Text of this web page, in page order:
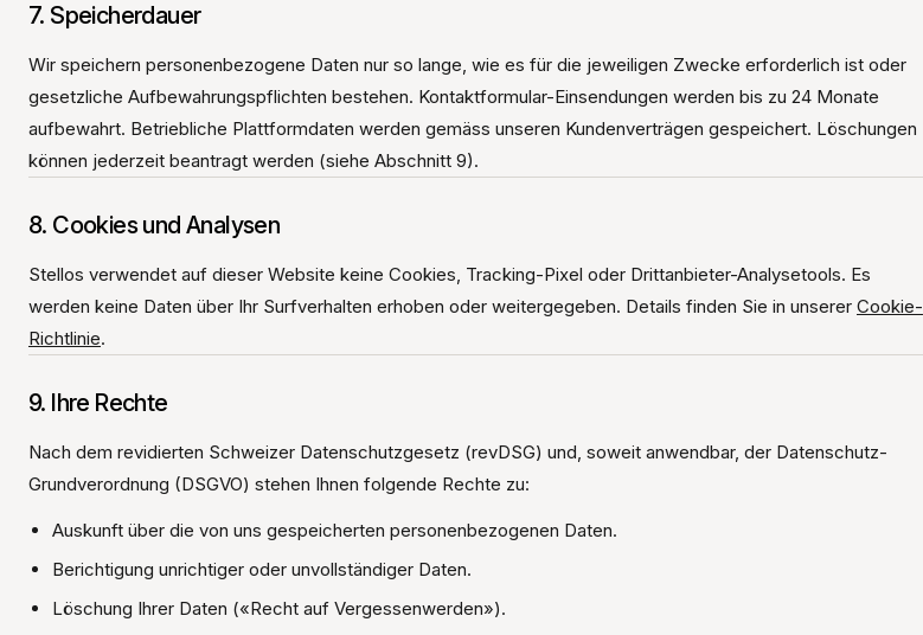
7. Speicherdauer
Wir speichern personenbezogene Daten nur so lange, wie es für die jeweiligen Zwecke erforderlich ist oder
gesetzliche Aufbewahrungspflichten bestehen. Kontaktformular-Einsendungen werden bis zu 24 Monate
aufbewahrt. Betriebliche Plattformdaten werden gemäss unseren Kundenverträgen gespeichert. Löschungen
können jederzeit beantragt werden (siehe Abschnitt 9).
8. Cookies und Analysen
Stellos verwendet auf dieser Website keine Cookies, Tracking-Pixel oder Drittanbieter-Analysetools. Es
werden keine Daten über Ihr Surfverhalten erhoben oder weitergegeben. Details finden Sie in unserer Cookie-
Richtlinie.
9. Ihre Rechte
Nach dem revidierten Schweizer Datenschutzgesetz (revDSG) und, soweit anwendbar, der Datenschutz-
Grundverordnung (DSGVO) stehen Ihnen folgende Rechte zu:
Auskunft über die von uns gespeicherten personenbezogenen Daten.
Berichtigung unrichtiger oder unvollständiger Daten.
Löschung Ihrer Daten («Recht auf Vergessenwerden»).